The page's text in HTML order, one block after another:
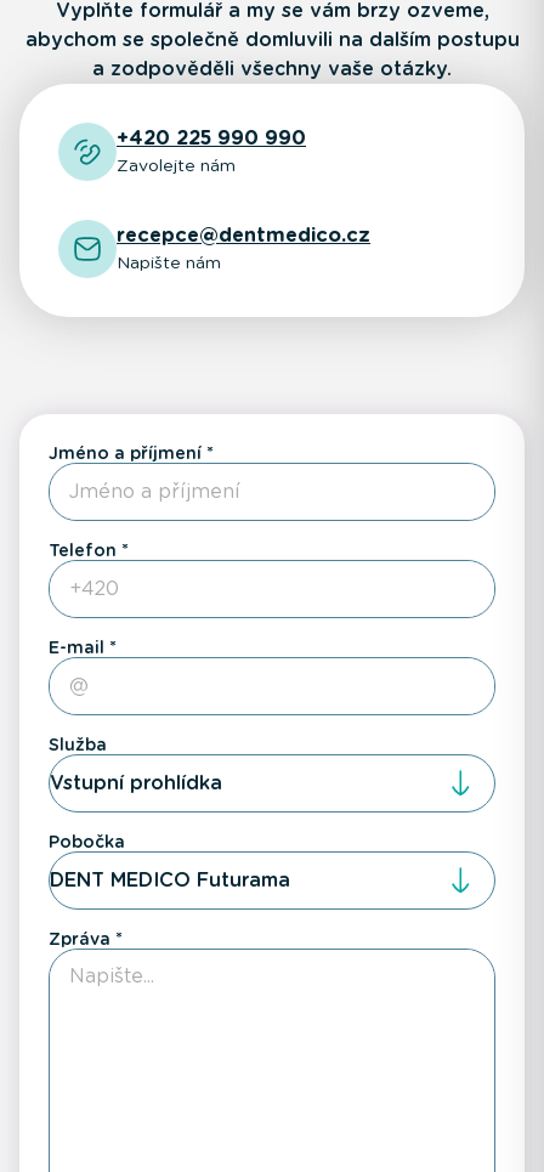
Vyplňte formulář a my se vám brzy ozveme,
abychom se společně domluvili na dalším postupu
a zodpověděli všechny vaše otázky.
+420 225 990 990
Zavolejte nám
recepce@dentmedico.cz
Napište nám
Jméno a příjmení
Telefon
E-mail
Služba
Vstupní prohlídka
Pobočka
DENT MEDICO Futurama
Zpráva